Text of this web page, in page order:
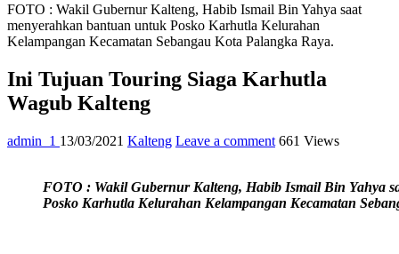
FOTO : Wakil Gubernur Kalteng, Habib Ismail Bin Yahya saat
menyerahkan bantuan untuk Posko Karhutla Kelurahan
Kelampangan Kecamatan Sebangau Kota Palangka Raya.
Ini Tujuan Touring Siaga Karhutla
Wagub Kalteng
admin_1 13/03/2021 Kalteng Leave a comment 661 Views
FOTO : Wakil Gubernur Kalteng, Habib Ismail Bin Yahya
Posko Karhutla Kelurahan Kelampangan Kecamatan